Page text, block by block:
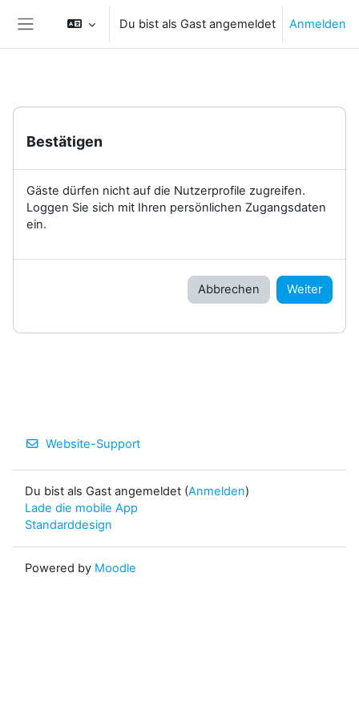
Website-Übersicht
Du bist als Gast angemeldet Anmelden
Bestätigen
Gäste dürfen nicht auf die Nutzerprofile zugreifen.
Loggen Sie sich mit Ihren persönlichen Zugangsdaten
ein.
Abbrechen Weiter
Website-Support
Du bist als Gast angemeldet (Anmelden)
Lade die mobile App
Standarddesign
Powered by Moodle